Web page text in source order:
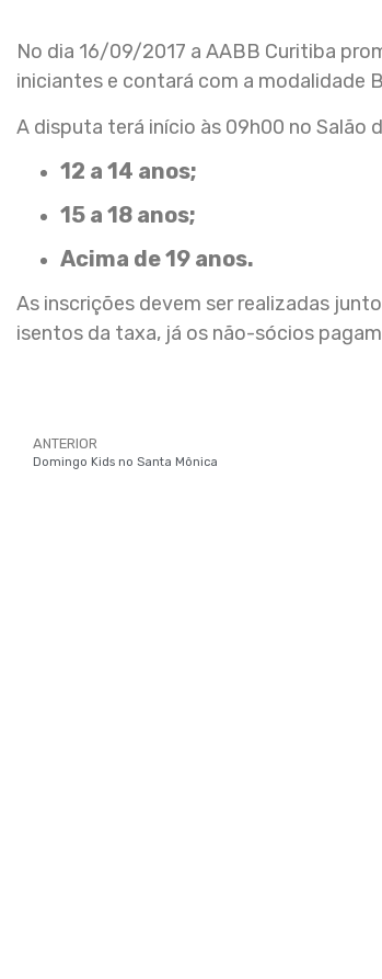
No dia 16/09/2017 a AABB Curitiba
iniciantes e contará com a modalidade
A disputa terá início às 09h00 no Salão
12 a 14 anos;
15 a 18 anos;
Acima de 19 anos.
As inscrições devem ser realizadas
isentos da taxa, já os não-sócios
ANTERIOR
Domingo Kids no Santa Mônica